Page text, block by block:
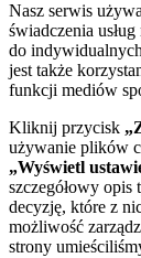
Nasz serwis
świadczenia
do
jest także
funkcji mediów
Kliknij przycisk
używanie plików
„Wyświetl
szczegółowy
decyzję, które z
możliwość
strony